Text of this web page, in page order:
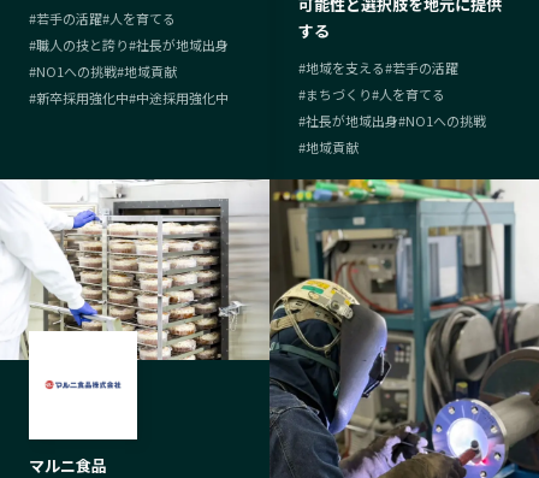
#若手の活躍#人を育てる
#職人の技と誇り#社長が地域出身
#NO1への挑戦#地域貢献
#新卒採用強化中#中途採用強化中
する
#地域を支える#若手の活躍
#まちづくり#人を育てる
#社長が地域出身#NO1への挑戦
#地域貢献
マルニ食品